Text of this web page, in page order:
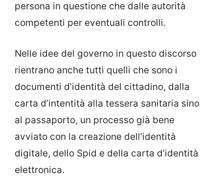
persona in questione che dalle autorità
competenti per eventuali controlli.
Nelle idee del governo in questo discorso
rientrano anche tutti quelli che sono i
documenti d’identità del cittadino, dalla
carta d’intentità alla tessera sanitaria sino
al passaporto, un processo già bene
avviato con la creazione dell’identità
digitale, dello Spid e della carta d’identità
elettronica.